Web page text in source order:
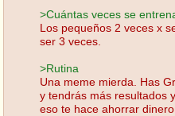
>Cuántas veces se
Los pequeños 2 veces x
ser 3 veces.
>Rutina
Una meme mierda. Has
y tendrás más resultados
eso te hace ahorrar